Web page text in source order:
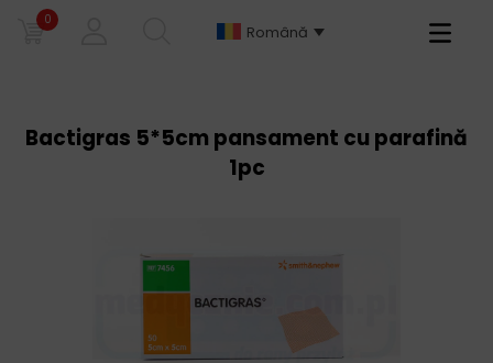
0
Română
Primary
Bactigras 5*5cm pansament cu parafină
1pc